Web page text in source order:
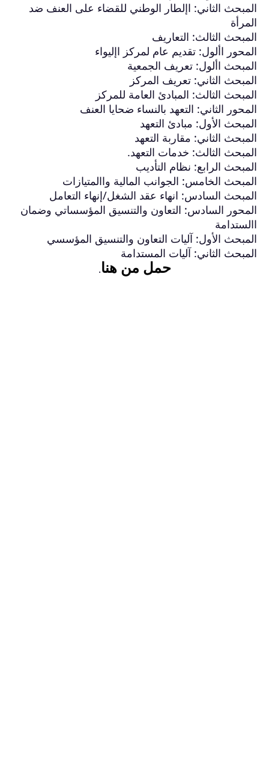
المبحث الثاني: اإلطار الوطني للقضاء على العنف ضد
المرأة
المبحث الثالث: التعاريف
المحور األول: تقديم عام لمركز اإليواء
المبحث األول: تعريف الجمعية
المبحث الثاني: تعريف المركز
المبحث الثالث: المبادئ العامة للمركز
المحور الثاني: التعهد بالنساء ضحايا العنف
المبحث الأول: مبادئ التعهد
المبحث الثاني: مقاربة التعهد
المبحث الثالث: خدمات التعهد.
المبحث الرابع: نظام التأديب
المبحث الخامس: الجوانب المالية واالمتيازات
المبحث السادس: انهاء عقد الشغل/إنهاء التعامل
المحور السادس: التعاون والتنسيق المؤسساتي وضمان
االستدامة
المبحث الأول: آليات التعاون والتنسيق المؤسسي
المبحث الثاني: آليات المستدامة
حمل من هنا.